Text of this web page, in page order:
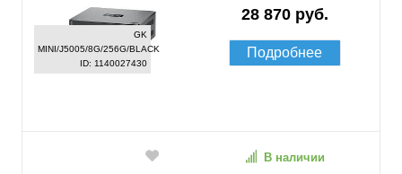
GK
MINI/J5005/8G/256G/BLACK
ID: 1140027430
28 870 руб.
Подробнее
В наличии